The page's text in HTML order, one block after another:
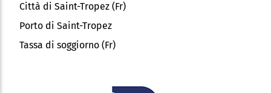
Città di Saint-Tropez (Fr)
Porto di Saint-Tropez
Tassa di soggiorno (Fr)